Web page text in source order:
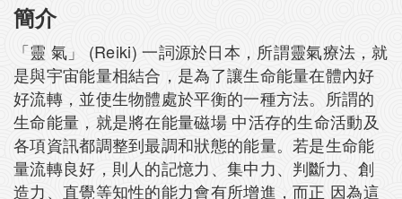
簡介
「靈 氣」 (Reiki) 一詞源於日本，所謂靈氣療法，就
是與宇宙能量相結合，是為了讓生命能量在體內好
好流轉，並使生物體處於平衡的一種方法。所謂的
生命能量，就是將在能量磁場 中活存的生命活動及
各項資訊都調整到最調和狀態的能量。若是生命能
量流轉良好，則人的記憶力、集中力、判斷力、創
造力、直覺等知性的能力會有所增進，而正 因為這